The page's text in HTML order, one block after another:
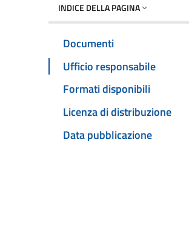
INDICE DELLA PAGINA
Documenti
Ufficio responsabile
Formati disponibili
Licenza di distribuzione
Data pubblicazione